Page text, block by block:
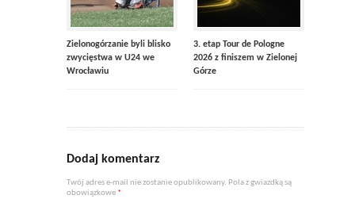
Zielonogórzanie byli blisko
zwycięstwa w U24 we
Wrocławiu
3. etap Tour de Pologne
2026 z finiszem w Zielonej
Górze
Dodaj komentarz
Twój adres e-mail nie zostanie opublikowany. Pola z gwiazdką są
obowiązkowe *